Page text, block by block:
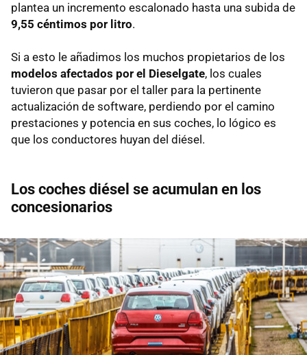
plantea un incremento escalonado hasta una subida de
9,55 céntimos por litro.
Si a esto le añadimos los muchos propietarios de los
modelos afectados por el Dieselgate, los cuales
tuvieron que pasar por el taller para la pertinente
actualización de software, perdiendo por el camino
prestaciones y potencia en sus coches, lo lógico es
que los conductores huyan del diésel.
Los coches diésel se acumulan en los
concesionarios